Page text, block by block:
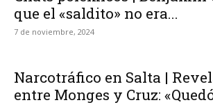
que el «saldito» no era...
7 de noviembre, 2024
Narcotráfico en Salta |
entre Monges y Cruz: